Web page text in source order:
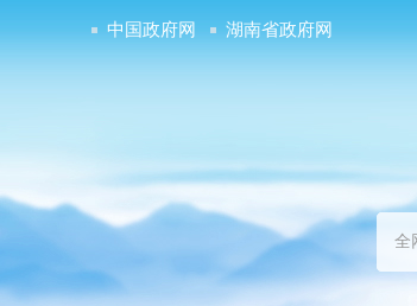
中国政府网 湖南省政府网